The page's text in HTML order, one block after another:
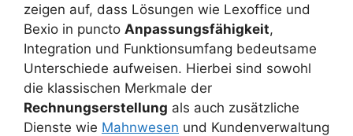
zeigen auf, dass Lösungen wie Lexoffice und
Bexio in puncto Anpassungsfähigkeit,
Integration und Funktionsumfang bedeutsame
Unterschiede aufweisen. Hierbei sind sowohl
die klassischen Merkmale der
Rechnungserstellung als auch zusätzliche
Dienste wie Mahnwesen und Kundenverwaltung